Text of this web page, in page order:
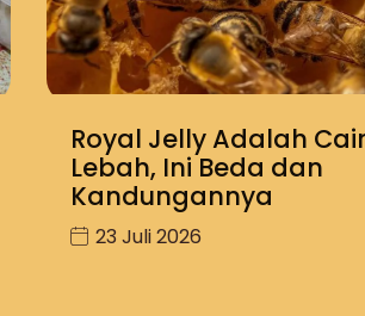
Royal Jelly Adalah
Lebah, Ini Beda dan
Kandungannya
23 Juli 2026